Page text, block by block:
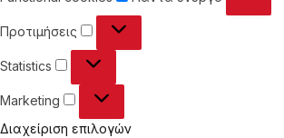
Προτιμήσεις Προτιμήσεις
Statistics Statistics
Marketing Marketing
Διαχείριση επιλογών